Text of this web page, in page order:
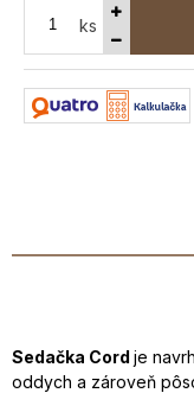
ks
Sedačka Cord je
oddych a zároveň